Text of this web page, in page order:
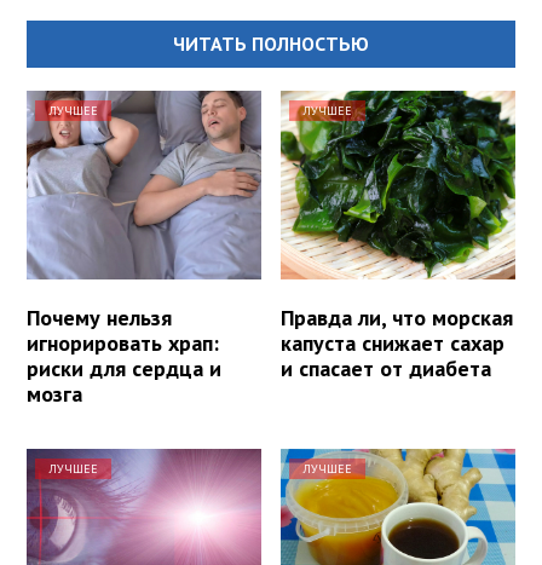
ЧИТАТЬ ПОЛНОСТЬЮ
ЛУЧШЕЕ
Почему нельзя
игнорировать храп:
риски для сердца и
мозга
ЛУЧШЕЕ
Правда ли, что морская
капуста снижает сахар
и спасает от диабета
ЛУЧШЕЕ ЛУЧШЕЕ